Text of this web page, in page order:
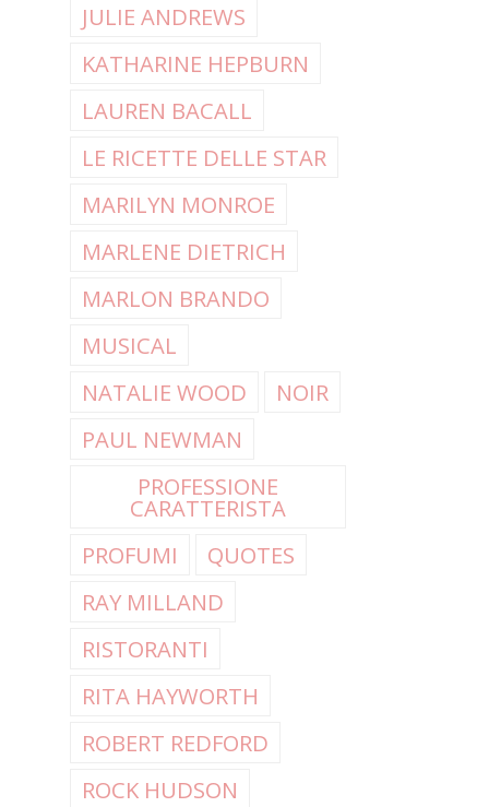
JULIE ANDREWS
KATHARINE HEPBURN
LAUREN BACALL
LE RICETTE DELLE STAR
MARILYN MONROE
MARLENE DIETRICH
MARLON BRANDO
MUSICAL
NATALIE WOOD
NOIR
PAUL NEWMAN
PROFESSIONE
CARATTERISTA
PROFUMI
QUOTES
RAY MILLAND
RISTORANTI
RITA HAYWORTH
ROBERT REDFORD
ROCK HUDSON